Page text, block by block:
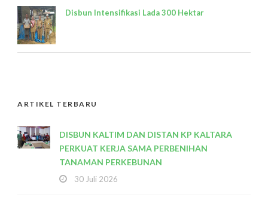
Disbun Intensifikasi Lada 300 Hektar
ARTIKEL TERBARU
DISBUN KALTIM DAN DISTAN KP KALTARA
PERKUAT KERJA SAMA PERBENIHAN
TANAMAN PERKEBUNAN
30 Juli 2026